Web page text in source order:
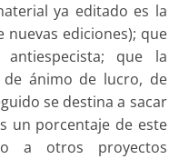
ya editado es la
ediciones); que
que la
ánimo de lucro, de
se destina a sacar
un porcentaje de este
a otros proyectos